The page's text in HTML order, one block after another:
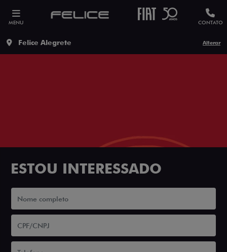
MENU CONTATO
Felice Alegrete Alterar
ESTOU INTERESSADO